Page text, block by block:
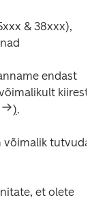
& 38xxx),
endast
kiiresti
).
et olete